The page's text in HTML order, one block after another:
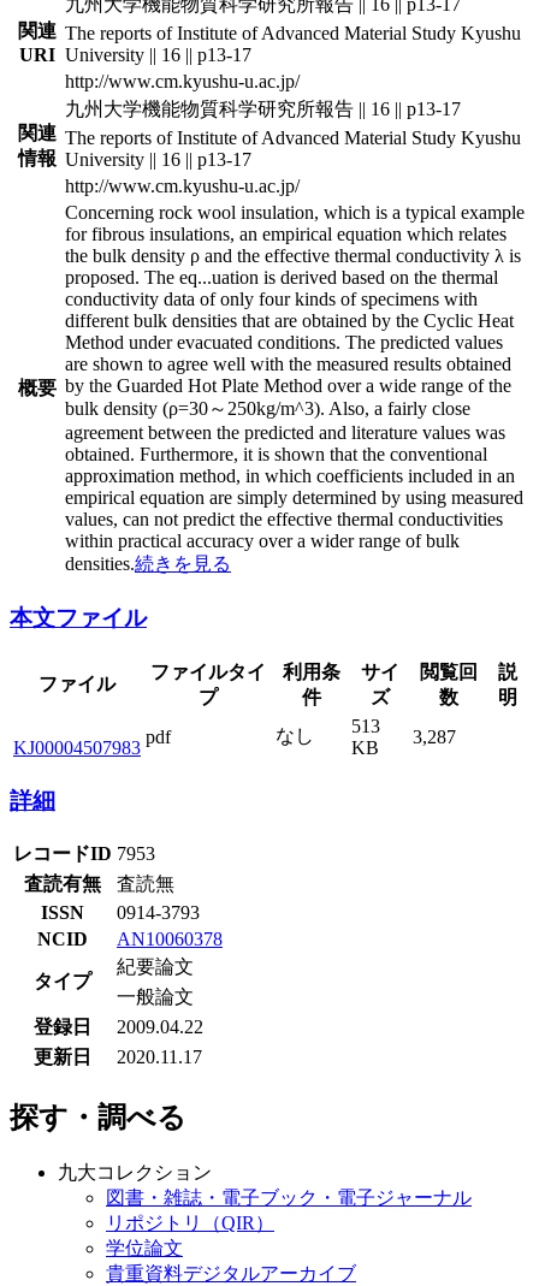
関連
URI
The reports of Institute of Advanced Material Study Kyushu
University || 16 || p13-17
http://www.cm.kyushu-u.ac.jp/
関連
情報
九州大学機能物質科学研究所報告 || 16 || p13-17
The reports of Institute of Advanced Material Study Kyushu
University || 16 || p13-17
http://www.cm.kyushu-u.ac.jp/
概要
Concerning rock wool insulation, which is a typical example
for fibrous insulations, an empirical equation which relates
the bulk density ρ and the effective thermal conductivity λ is
proposed. The eq...uation is derived based on the thermal
conductivity data of only four kinds of specimens with
different bulk densities that are obtained by the Cyclic Heat
Method under evacuated conditions. The predicted values
are shown to agree well with the measured results obtained
by the Guarded Hot Plate Method over a wide range of the
bulk density (ρ=30～250kg/m^3). Also, a fairly close
agreement between the predicted and literature values was
obtained. Furthermore, it is shown that the conventional
approximation method, in which coefficients included in an
empirical equation are simply determined by using measured
values, can not predict the effective thermal conductivities
within practical accuracy over a wider range of bulk
densities.続きを見る
本文ファイル
ファイル
ファイルタイ
プ
利用条
件
サイ
ズ
閲覧回
数
説
明
KJ00004507983
pdf なし
513
KB
3,287
詳細
レコードID 7953
査読有無
査読無
ISSN
0914-3793
NCID
AN10060378
タイプ
紀要論文
一般論文
登録日
2009.04.22
更新日
2020.11.17
探す・調べる
九大コレクション
図書・雑誌・電子ブック・電子ジャーナル
リポジトリ（QIR）
学位論文
貴重資料デジタルアーカイブ